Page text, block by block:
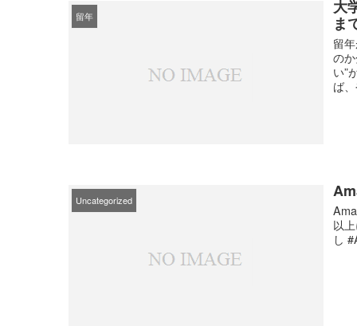
留年
大
ま
留
の
い”
ば
Uncategorized
以
し